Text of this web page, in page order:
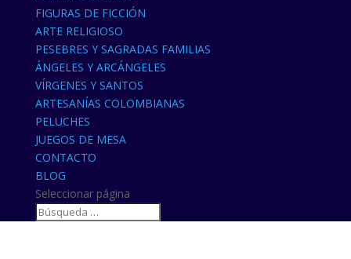
FIGURAS DE FICCIÓN
ARTE RELIGIOSO
PESEBRES Y SAGRADAS FAMILIAS
ÁNGELES Y ARCÁNGELES
VÍRGENES Y SANTOS
ARTESANÍAS COLOMBIANAS
PELUCHES
JUEGOS DE MESA
CONTACTO
BLOG
Seleccionar página